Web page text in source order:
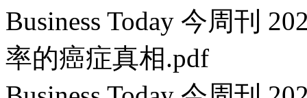
Business Today 今周刊
率的癌症真相.pdf